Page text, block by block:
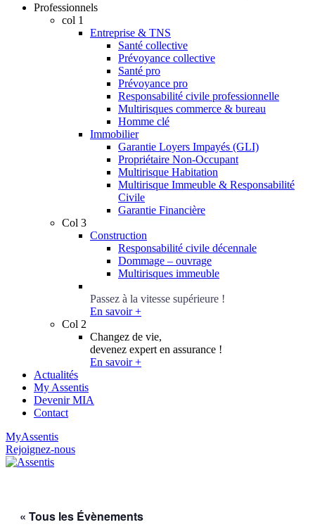
Professionnels
col 1
Entreprise & TNS
Santé collective
Prévoyance collective
Santé pro
Prévoyance pro
Responsabilité civile professionnelle
Multirisques commerce & bureau
Homme clé
Immobilier
Garantie Loyers Impayés (GLI)
Propriétaire Non-Occupant
Multirisque Habitation
Multirisque Immeuble & Responsabilité
Civile
Garantie Financière
Col 3
Construction
Responsabilité civile décennale
Dommage – ouvrage
Multirisques immeuble
Passez à la vitesse supérieure !
En savoir +
Col 2
Changez de vie,
devenez expert en assurance !
En savoir +
Actualités
My Assentis
Devenir MIA
Contact
MyAssentis
Rejoignez-nous
« Tous les Évènements